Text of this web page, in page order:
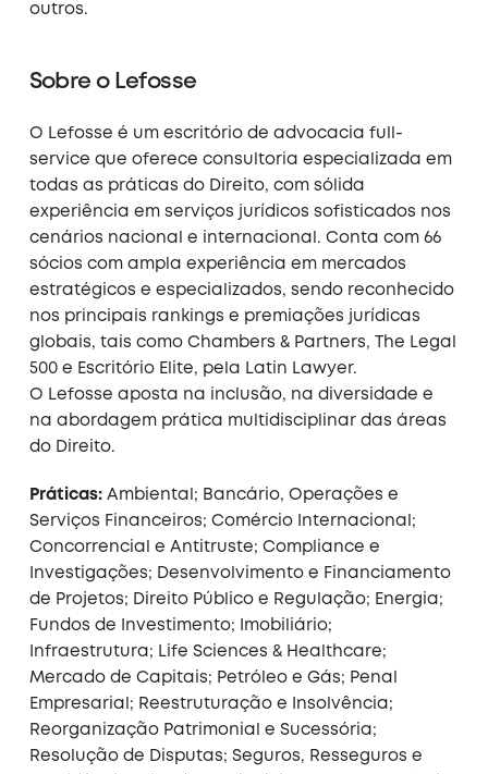
outros.
Sobre o Lefosse​
O Lefosse é um escritório de advocacia full-
service que oferece consultoria especializada em
todas as práticas do Direito, com sólida
experiência em serviços jurídicos sofisticados nos
cenários nacional e internacional. Conta com 66
sócios com ampla experiência em mercados
estratégicos e especializados, sendo reconhecido
nos principais rankings e premiações jurídicas
globais, tais como Chambers & Partners, The Legal
500 e Escritório Elite, pela Latin Lawyer.
O Lefosse aposta na inclusão, na diversidade e
na abordagem prática multidisciplinar das áreas
do Direito.​
Práticas:Ambiental; Bancário, Operações e
Serviços Financeiros; Comércio Internacional;
Concorrencial e Antitruste; Compliance e
Investigações; Desenvolvimento e Financiamento
de Projetos; Direito Público e Regulação; Energia;
Fundos de Investimento; Imobiliário;
Infraestrutura; Life Sciences & Healthcare;
Mercado de Capitais; Petróleo e Gás; Penal
Empresarial; Reestruturação e Insolvência;
Reorganização Patrimonial e Sucessória;
Resolução de Disputas; Seguros, Resseguros e